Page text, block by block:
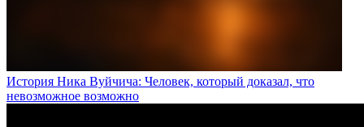
История Ника Вуйчича: Человек, который доказал, что
невозможное возможно